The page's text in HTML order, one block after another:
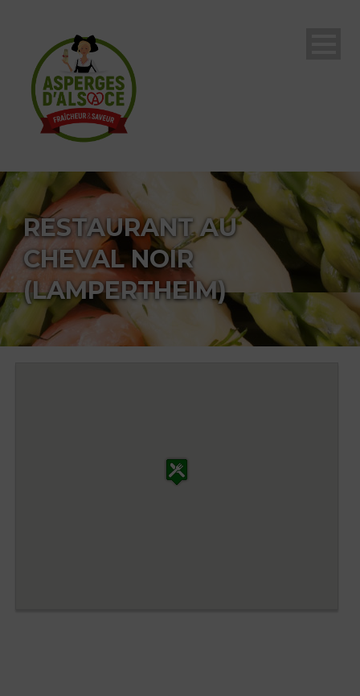
RESTAURANT AU
CHEVAL NOIR
(LAMPERTHEIM)